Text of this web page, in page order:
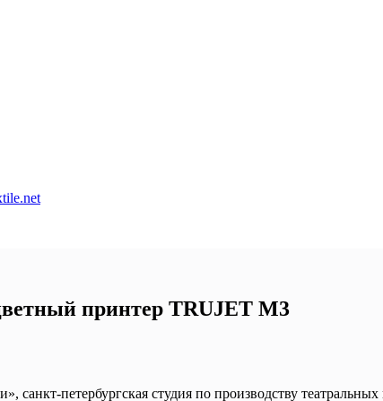
принтер TRUJET M3
санкт-петербургская студия по производству